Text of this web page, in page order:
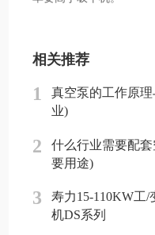
相关推荐
1
真空泵的工作原
业)
2
什么行业需要配
要用途)
3
寿力15-110KW工
机DS系列